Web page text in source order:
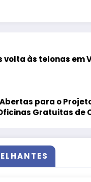
volta às telonas em
para o
Gratuitas de